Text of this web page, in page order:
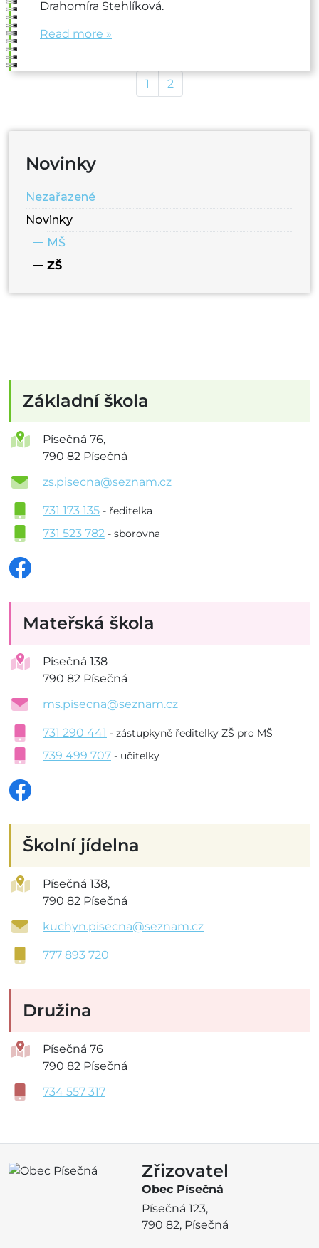
Drahomíra Stehlíková.
Read more »
Page navigation Page
1 Page
2
Novinky
Nezařazené
Novinky
MŠ
ZŠ
Základní škola
Písečná 76,
790 82 Písečná
zs.pisecna@seznam.cz
731 173 135 - ředitelka
731 523 782 - sborovna
Mateřská škola
Písečná 138
790 82 Písečná
ms.pisecna@seznam.cz
731 290 441 - zástupkyně ředitelky ZŠ pro MŠ
739 499 707 - učitelky
Školní jídelna
Písečná 138,
790 82 Písečná
kuchyn.pisecna@seznam.cz
777 893 720
Družina
Písečná 76
790 82 Písečná
734 557 317
Zřizovatel
Obec Písečná
Písečná 123,
790 82, Písečná